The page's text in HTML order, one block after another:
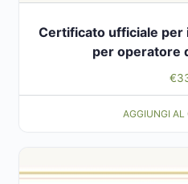
Certificato ufficiale per
per operatore
€
AGGIUNGI AL